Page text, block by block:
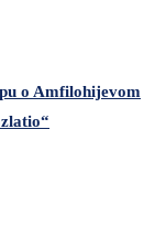
o Amfilohijevom